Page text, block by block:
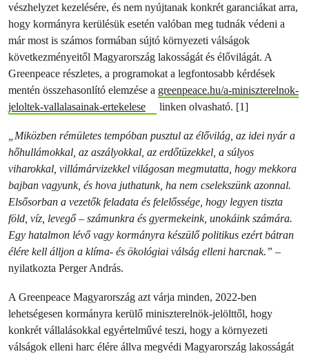
vészhelyzet kezelésére, és nem nyújtanak konkrét garanciákat arra,
hogy kormányra kerülésük esetén valóban meg tudnák védeni a
már most is számos formában sújtó környezeti válságok
következményeitől Magyarország lakosságát és élővilágát. A
Greenpeace részletes, a programokat a legfontosabb kérdések
mentén összehasonlító elemzése a greenpeace.hu/a-miniszterelnok-
jeloltek-vallalasainak-ertekelese
linken olvasható. [1]
„Miközben rémületes tempóban pusztul az élővilág, az idei nyár a
hőhullámokkal, az aszályokkal, az erdőtüzekkel, a súlyos
viharokkal, villámárvizekkel világosan megmutatta, hogy mekkora
bajban vagyunk, és hova juthatunk, ha nem cselekszünk azonnal.
Elsősorban a vezetők feladata és felelőssége, hogy legyen tiszta
föld, víz, levegő – számunkra és gyermekeink, unokáink számára.
Egy hatalmon lévő vagy kormányra készülő politikus ezért bátran
élére kell álljon a klíma- és ökológiai válság elleni harcnak.” –
nyilatkozta Perger András.
A Greenpeace Magyarország azt várja minden, 2022-ben
lehetségesen kormányra kerülő miniszterelnök-jelölttől, hogy
konkrét vállalásokkal egyértelművé teszi, hogy a környezeti
válságok elleni harc élére állva megvédi Magyarország lakosságát